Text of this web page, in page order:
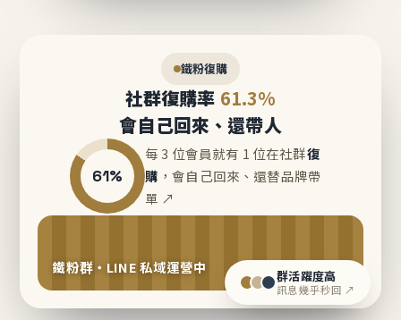
鐵粉復購
社群復購率 61.3%
會自己回來、還帶人
61%
每 3 位會員就有 1 位在社群復
購 ，會自己回來、還替品牌帶
單 ↗
鐵粉群・LINE 私域運營中 群活躍度高
訊息幾乎秒回 ↗